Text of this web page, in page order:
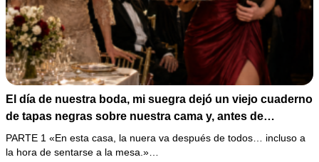
El día de nuestra boda, mi suegra dejó un viejo cuaderno
de tapas negras sobre nuestra cama y, antes de
marcharse, dijo: «En esta familia todos deben cumplir
una misma regla…».
PARTE 1 «En esta casa, la nuera va después de todos… incluso a
la hora de sentarse a la mesa.»…